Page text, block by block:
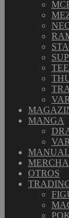
MANGA
OTROS